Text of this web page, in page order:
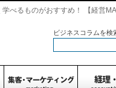
べるものがおすすめ！ 【経営
ビジネスコラムを検